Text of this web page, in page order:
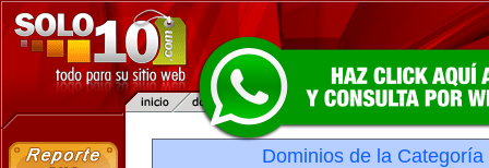
Dominios de la